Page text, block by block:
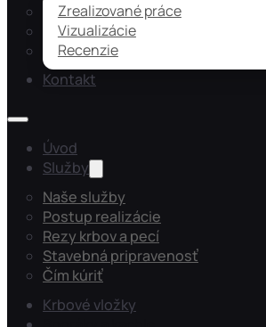
Zrealizované práce
Vizualizácie
Recenzie
Kontakt
Úvod
Služby
Naše služby
Postup realizácie
Rezy krbov a pecí
Stavebná pripravenosť
Čím kúriť
Krbové vložky